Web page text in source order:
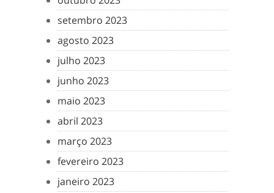
setembro 2023
agosto 2023
julho 2023
junho 2023
maio 2023
abril 2023
março 2023
fevereiro 2023
janeiro 2023